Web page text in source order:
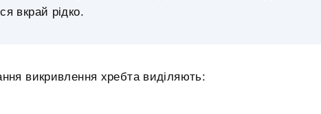
вкрай рідко.
викривлення хребта виділяють: